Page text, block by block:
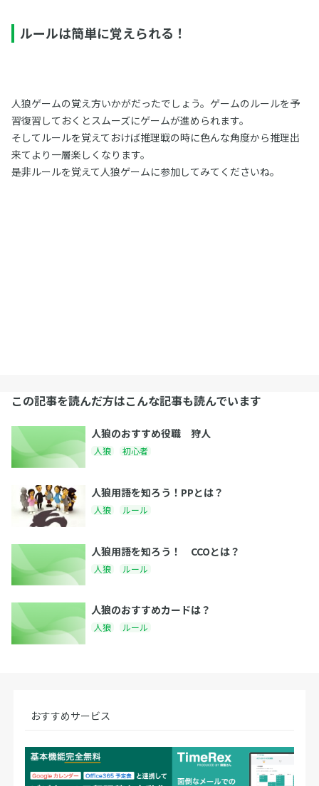
ルールは簡単に覚えられる！
人狼ゲームの覚え方いかがだったでしょう。ゲームのルールを予
習復習しておくとスムーズにゲームが進められます。
そしてルールを覚えておけば推理戦の時に色んな角度から推理出
来てより一層楽しくなります。
是非ルールを覚えて人狼ゲームに参加してみてくださいね。
この記事を読んだ方はこんな記事も読んでいます
人狼のおすすめ役職 狩人
人狼 初心者
人狼用語を知ろう！PPとは？
人狼 ルール
人狼用語を知ろう！ CCOとは？
人狼 ルール
人狼のおすすめカードは？
人狼 ルール
おすすめサービス